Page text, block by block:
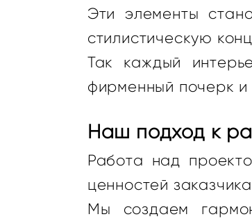
Эти элементы
стилистическую
Так каждый
фирменный почерк и
Наш подход к
Работа над
ценностей
Мы создаем